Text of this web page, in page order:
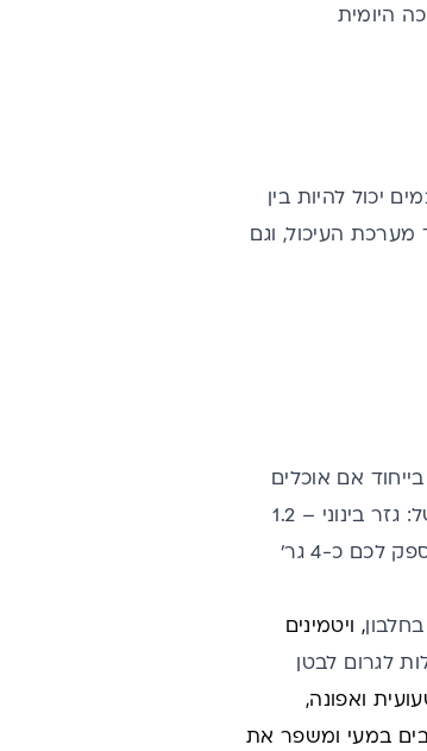
היומית
יכול להיות בין
העיכול, וגם
אם אוכלים
אותם בקליפתם (אלה שאפשר כמובן, ועדיף את הלא מרוססים), מכילים הרבה סיבים. למשל: גזר בינוני – 1.2
גר' סיבים; פלפל אדום – 1.6 גר'; תפוח עץ בינוני בקליפתו – כ-3 גר'; וכוס של תותי שדה תספק לכם כ-4 גר'
בחלבון, ויטמינים
לגרום לבטן
ואפונה,
במעי ומשפר את